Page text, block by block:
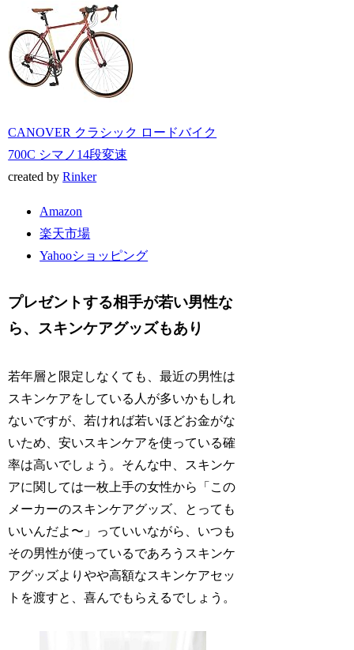
CANOVER クラシック ロードバイク
700C シマノ14段変速
created byRinker
Amazon
楽天市場
Yahooショッピング
プレゼントする相手が若い男性な
ら、スキンケアグッズもあり
若年層と限定しなくても、最近の男性は
スキンケアをしている人が多いかもしれ
ないですが、若ければ若いほどお金がな
いため、安いスキンケアを使っている確
率は高いでしょう。そんな中、スキンケ
アに関しては一枚上手の女性から「この
メーカーのスキンケアグッズ、とっても
いいんだよ〜」っていいながら、いつも
その男性が使っているであろうスキンケ
アグッズよりやや高額なスキンケアセッ
トを渡すと、喜んでもらえるでしょう。